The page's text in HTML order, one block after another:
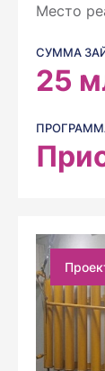
Место
СУММА
25